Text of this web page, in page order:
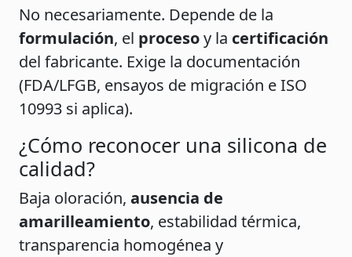
No necesariamente. Depende de la
formulación, el procesoy la certificación
del fabricante. Exige la documentación
(FDA/LFGB, ensayos de migración e ISO
10993 si aplica).
¿Cómo reconocer una silicona de
calidad?
Baja oloración, ausencia de
amarilleamiento, estabilidad térmica,
transparencia homogénea y